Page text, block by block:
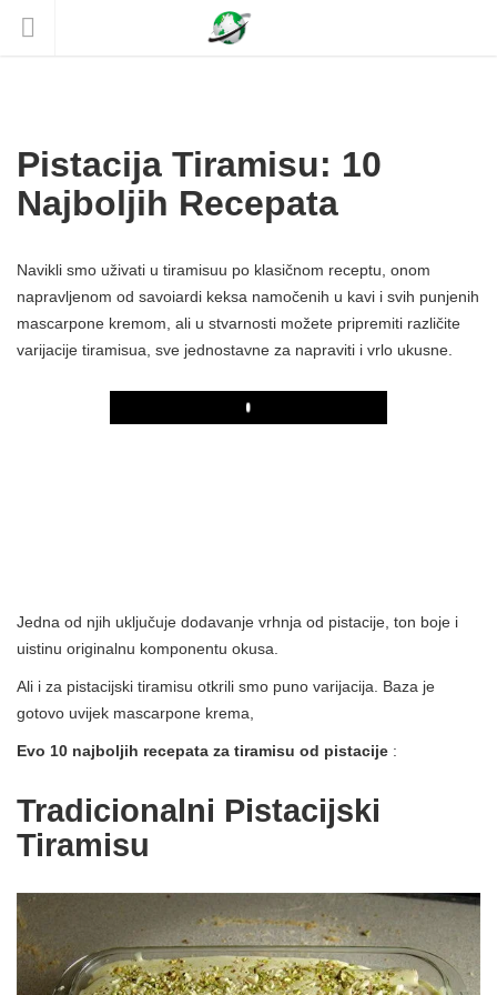
Pistacija Tiramisu: 10
Najboljih Recepata
Navikli smo uživati ​​u tiramisuu po klasičnom receptu, onom
napravljenom od savoiardi keksa namočenih u kavi i svih punjenih
mascarpone kremom, ali u stvarnosti možete pripremiti različite
varijacije tiramisua, sve jednostavne za napraviti i vrlo ukusne.
Play
Jedna od njih uključuje dodavanje vrhnja od pistacije, ton boje i
uistinu originalnu komponentu okusa.
Ali i za pistacijski tiramisu otkrili smo puno varijacija. Baza je
gotovo uvijek mascarpone krema,
Evo 10 najboljih recepata za tiramisu od pistacije :
Tradicionalni Pistacijski
Tiramisu